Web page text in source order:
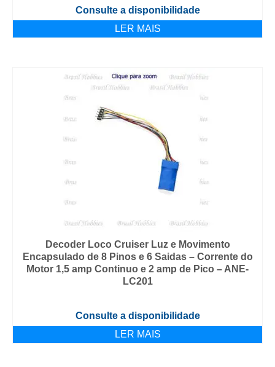
Consulte a disponibilidade
LER MAIS
Decoder Loco Cruiser Luz e Movimento
Encapsulado de 8 Pinos e 6 Saidas – Corrente do
Motor 1,5 amp Continuo e 2 amp de Pico – ANE-
LC201
Consulte a disponibilidade
LER MAIS